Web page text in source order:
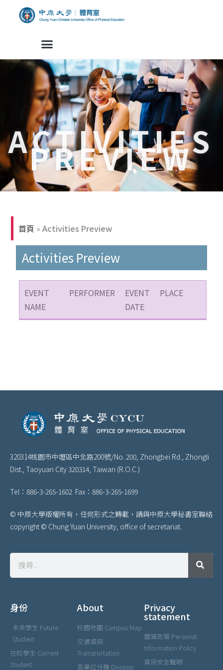
ACTIVITIES
PREVIEW
首頁 »Activities Preview
Activities Preview
EVENT
NAME
PERFORMER
EVENT
DATE
PLACE
320314桃園市中壢區中北路200號/No. 200, Zhongbei Rd., Zhongli
Dist., Taoyuan City 320314, Taiwan (R.O.C.)
Tel：886-3-265-1602 Fax：886-3-265-1699
© 中原大學版權所有，任何形式之轉載，請與中原大學秘書室聯絡
copyright © Chung Yuan University, office of secretariat.
身份
未來學生 Future
Student
在校學生 Current
Student
About
校園地圖 Campus Map
交通資訊
Transportation
各單位分機 Division
Privacy
statement
個資政策 Personal
Information Policy
資訊安全聲明